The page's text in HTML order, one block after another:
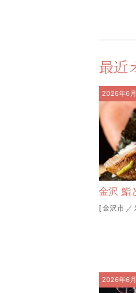
最近
2026年6
金沢 鮨
[金沢市 ／
2026年6